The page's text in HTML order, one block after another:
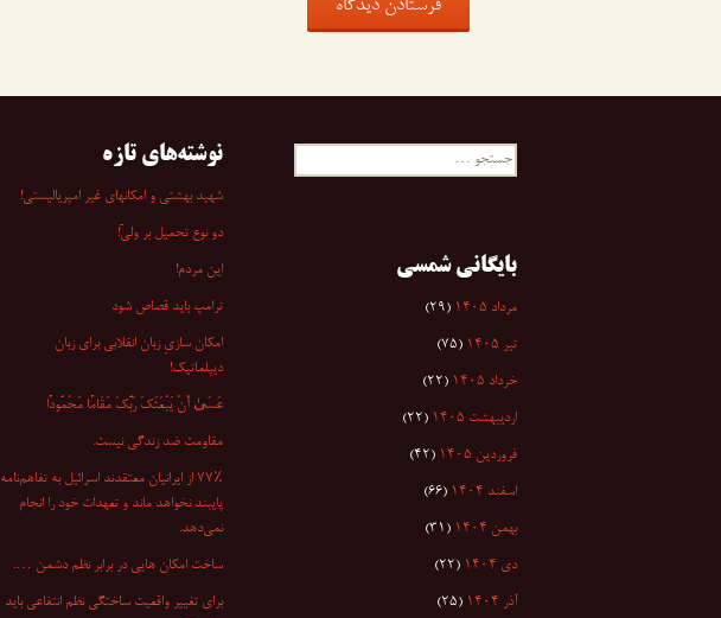
جستجو
نوشته‌های تازه
شهید بهشتی و امکانهای غیر امپریالیستی!
دو نوع تحمیل بر ولیّ!
این مردم!
ترامپ باید قصاص شود
امکان سازیِ زبان انقلابی برای زبان
دیپلماتیک!
عَسَىٰ أَنْ یَبْعَثَکَ رَبُّکَ مَقَامًا مَحْمُودًا
مقاومت ضد زندگی نیست.
۷۷٪ از ایرانیان معتقدند اسرائیل به تفاهم‌نامه
پایبند نخواهد ماند و تعهدات خود را انجام
نمی‌دهد.
ساخت امکان هایی در برابر نظم دشمن ….
برای تغییر واقعیت ساختگی نظم انتفاعی باید
بایگانی شمسی
مرداد ۱۴۰۵ (۲۹)
تیر ۱۴۰۵ (۷۵)
خرداد ۱۴۰۵ (۲۲)
اردیبهشت ۱۴۰۵ (۲۲)
فروردین ۱۴۰۵ (۴۲)
اسفند ۱۴۰۴ (۶۶)
بهمن ۱۴۰۴ (۳۱)
دی ۱۴۰۴ (۲۲)
آذر ۱۴۰۴ (۲۵)